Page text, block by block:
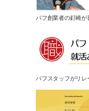
パフ創業者の釘崎が
パフスタッフがリレ